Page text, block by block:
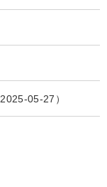
2025-05-27